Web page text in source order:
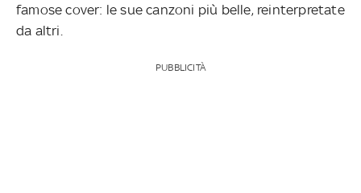
famose cover: le sue canzoni più belle, reinterpretate
da altri.
PUBBLICITÀ